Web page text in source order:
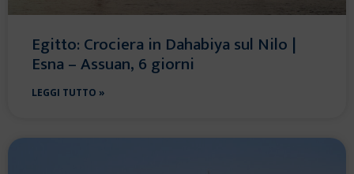
Egitto: Crociera in Dahabiya sul Nilo |
Esna – Assuan, 6 giorni
LEGGI TUTTO »